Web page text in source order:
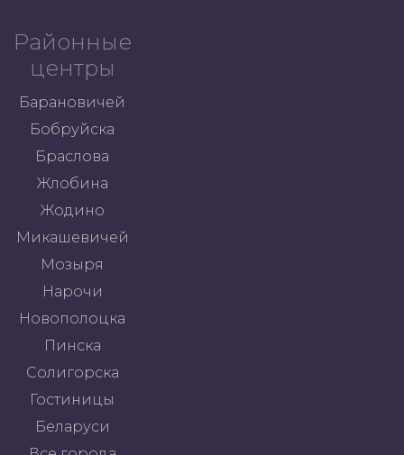
Районные
центры
Барановичей
Бобруйска
Браслова
Жлобина
Жодино
Микашевичей
Мозыря
Нарочи
Новополоцка
Пинска
Солигорска
Гостиницы
Беларуси